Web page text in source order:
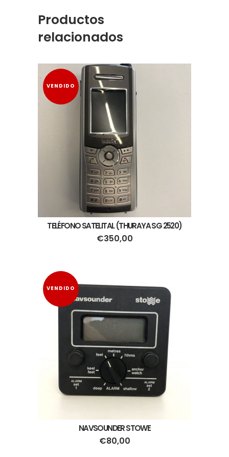
Productos
relacionados
VENDIDO
TELÉFONO SATELITAL (THURAYA SG 2520)
€350,00
VENDIDO
NAVSOUNDER STOWE
€80,00